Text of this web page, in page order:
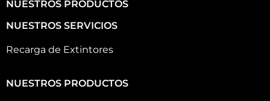
NUESTROS PRODUCTOS
NUESTROS SERVICIOS
Recarga de Extintores
NUESTROS PRODUCTOS